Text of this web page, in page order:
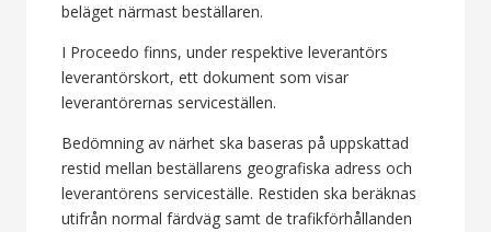
beläget närmast beställaren.
I Proceedo finns, under respektive leverantörs
leverantörskort, ett dokument som visar
leverantörernas serviceställen.
Bedömning av närhet ska baseras på uppskattad
restid mellan beställarens geografiska adress och
leverantörens serviceställe. Restiden ska beräknas
utifrån normal färdväg samt de trafikförhållanden